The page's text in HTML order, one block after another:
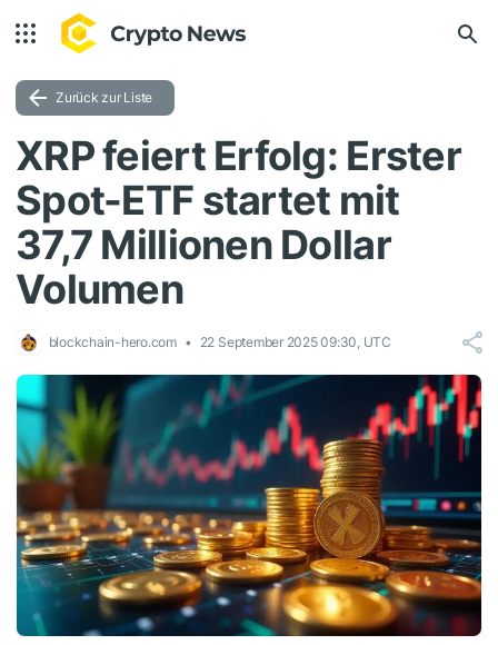
Zurück zur Liste
XRP feiert Erfolg: Erster
Spot-ETF startet mit
37,7 Millionen Dollar
Volumen
blockchain-hero.com 22 September 2025 09:30, UTC